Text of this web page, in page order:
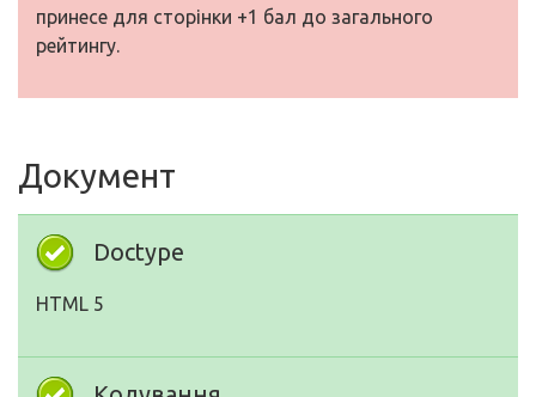
принесе для сторінки +1 бал до загального
рейтингу.
Документ
Doctype
HTML 5